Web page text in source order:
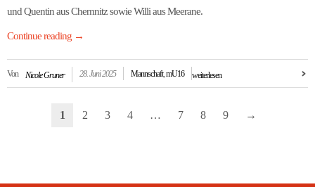
und Quentin aus Chemnitz sowie Willi aus Meerane.
Continue reading →
Von Nicole Gruner 28. Juni 2025 Mannschaft,mU16 weiterlesen
1 2 3 4 … 7 8 9 →